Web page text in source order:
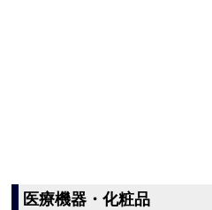
医療機器・化粧品